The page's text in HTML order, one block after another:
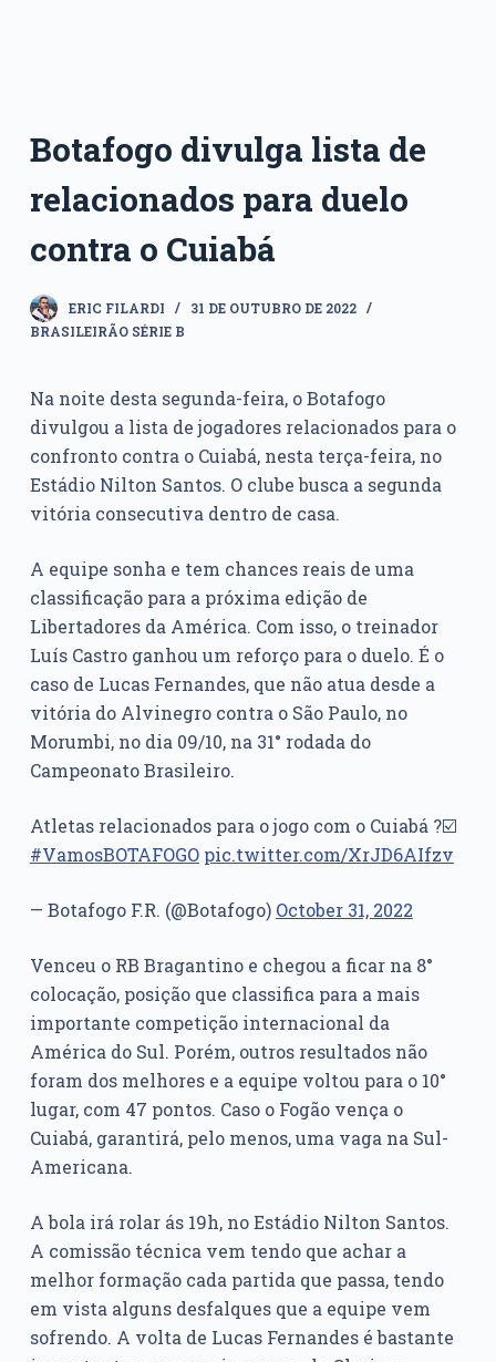
Botafogo divulga lista de
relacionados para duelo
contra o Cuiabá
ERIC FILARDI
31 DE OUTUBRO DE 2022
BRASILEIRÃO SÉRIE B
Na noite desta segunda-feira, o Botafogo
divulgou a lista de jogadores relacionados para o
confronto contra o Cuiabá, nesta terça-feira, no
Estádio Nilton Santos. O clube busca a segunda
vitória consecutiva dentro de casa.
A equipe sonha e tem chances reais de uma
classificação para a próxima edição de
Libertadores da América. Com isso, o treinador
Luís Castro ganhou um reforço para o duelo. É o
caso de Lucas Fernandes, que não atua desde a
vitória do Alvinegro contra o São Paulo, no
Morumbi, no dia 09/10, na 31° rodada do
Campeonato Brasileiro.
Atletas relacionados para o jogo com o Cuiabá ?☑️
#VamosBOTAFOGO pic.twitter.com/XrJD6AIfzv
— Botafogo F.R. (@Botafogo) October 31, 2022
Venceu o RB Bragantino e chegou a ficar na 8°
colocação, posição que classifica para a mais
importante competição internacional da
América do Sul. Porém, outros resultados não
foram dos melhores e a equipe voltou para o 10°
lugar, com 47 pontos. Caso o Fogão vença o
Cuiabá, garantirá, pelo menos, uma vaga na Sul-
Americana.
A bola irá rolar ás 19h, no Estádio Nilton Santos.
A comissão técnica vem tendo que achar a
melhor formação cada partida que passa, tendo
em vista alguns desfalques que a equipe vem
sofrendo. A volta de Lucas Fernandes é bastante